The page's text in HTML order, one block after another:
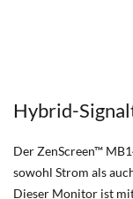
Hybrid-
Der ZenScreen™
sowohl Strom als
Dieser Monitor ist